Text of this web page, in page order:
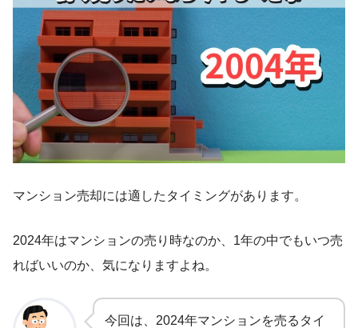
マンション売却には適したタイミングがあります。
2024年はマンションの売り時なのか、1年の中でもいつ売
ればいいのか、気になりますよね。
今回は、2024年マンションを売るタイ